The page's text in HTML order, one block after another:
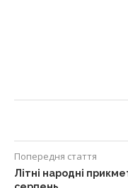
Попередня стаття
Літні народні